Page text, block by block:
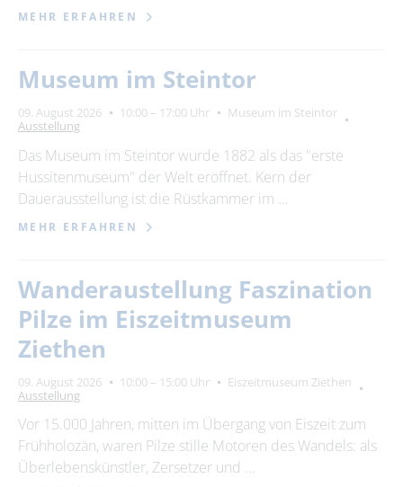
MEHR ERFAHREN
Museum im Steintor
09. August 2026 10:00 – 17:00 Uhr
Museum im Steintor
Ausstellung
Das Museum im Steintor wurde 1882 als das "erste
Hussitenmuseum" der Welt eröffnet. Kern der
Dauerausstellung ist die Rüstkammer im …
MEHR ERFAHREN
Wanderaustellung Faszination
Pilze im Eiszeitmuseum
Ziethen
09. August 2026 10:00 – 15:00 Uhr
Eiszeitmuseum Ziethen
Ausstellung
Vor 15.000 Jahren, mitten im Übergang von Eiszeit zum
Frühholozän, waren Pilze stille Motoren des Wandels: als
Überlebenskünstler, Zersetzer und …